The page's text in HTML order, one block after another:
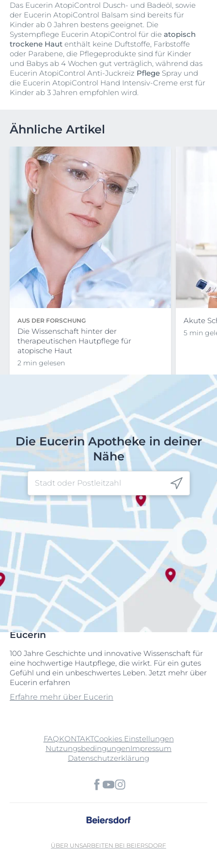
Das Eucerin AtopiControl Dusch- und Badeöl, sowie
der Eucerin AtopiControl Balsam sind bereits für
Kinder ab 0 Jahren bestens geeignet. Die
Systempflege Eucerin AtopiControl für die atopisch
trockene Haut enthält keine Duftstoffe, Farbstoffe
oder Parabene, die Pflegeprodukte sind für Kinder
und Babys ab 4 Wochen gut verträglich, während das
Eucerin AtopiControl Anti-Juckreiz Pflege Spray und
die Eucerin AtopiControl Hand Intensiv-Creme erst für
Kinder ab 3 Jahren empfohlen wird.
Ähnliche Artikel
AUS DER FORSCHUNG
Die Wissenschaft hinter der
therapeutischen Hautpflege für
atopische Haut
2 min gelesen
Akute
5 min
Die Eucerin Apotheke in deiner
Nähe
Eucerin
100 Jahre Geschichte und innovative Wissenschaft für
eine hochwertige Hautpflege, die wirkt. Für ein gutes
Gefühl und ein unbeschwertes Leben. Jetzt mehr über
Eucerin erfahren
Erfahre mehr über Eucerin
FAQKONTAKTCookies Einstellungen
NutzungsbedingungenImpressum
Datenschutzerklärung
ÜBER UNSARBEITEN BEI BEIERSDORF